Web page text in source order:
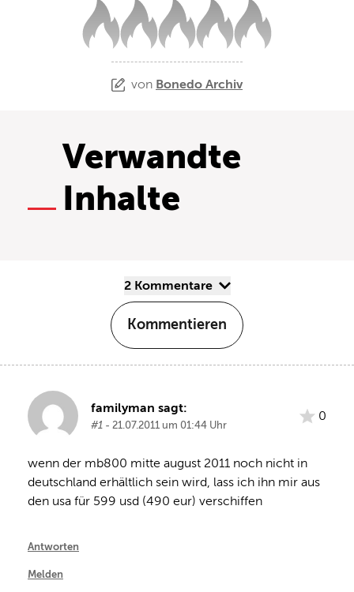
von Bonedo Archiv
Verwandte
Inhalte
2 Kommentare
Kommentieren
familyman sagt:
#1 - 21.07.2011 um 01:44 Uhr
0
wenn der mb800 mitte august 2011 noch nicht in
deutschland erhältlich sein wird, lass ich ihn mir aus
den usa für 599 usd (490 eur) verschiffen
Antworten
Melden